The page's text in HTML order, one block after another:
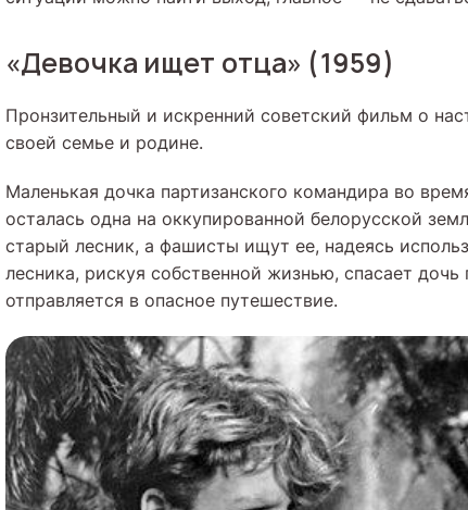
«Девочка ищет отца» (1959)
Пронзительный и искренний советский фильм о
своей семье и родине.
Маленькая дочка партизанского командира во
осталась одна на оккупированной белорусской
старый лесник, а фашисты ищут ее, надеясь
лесника, рискуя собственной жизнью, спасает
отправляется в опасное путешествие.